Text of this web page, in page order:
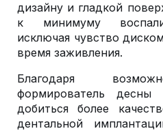
дизайну и гладкой
к минимуму
исключая чувство
время заживления.
Благодаря
формирователь десны
добиться более
дентальной